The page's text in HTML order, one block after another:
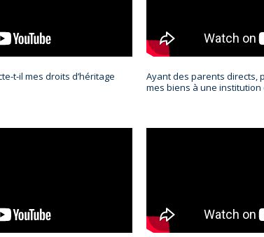
t-il mes droits d’héritage
Ayant des parents directs,
mes biens à une